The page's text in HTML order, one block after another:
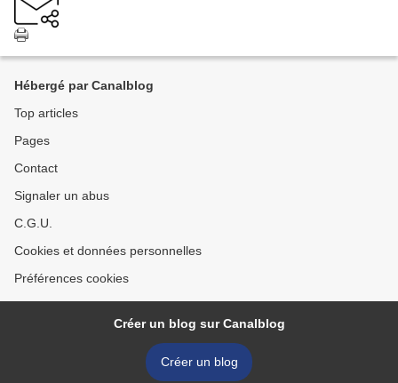
Hébergé par Canalblog
Top articles
Pages
Contact
Signaler un abus
C.G.U.
Cookies et données personnelles
Préférences cookies
Créer un blog sur Canalblog
Créer un blog